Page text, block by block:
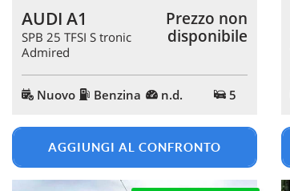
AUDI A1
SPB 25 TFSI S tronic
Admired
Prezzo non
disponibile
Nuovo Benzina n.d. 5
AGGIUNGI AL CONFRONTO
svolgere
le
attività
seguito
descritte.
ottenere
maggiori
informazioni
sull'utilità